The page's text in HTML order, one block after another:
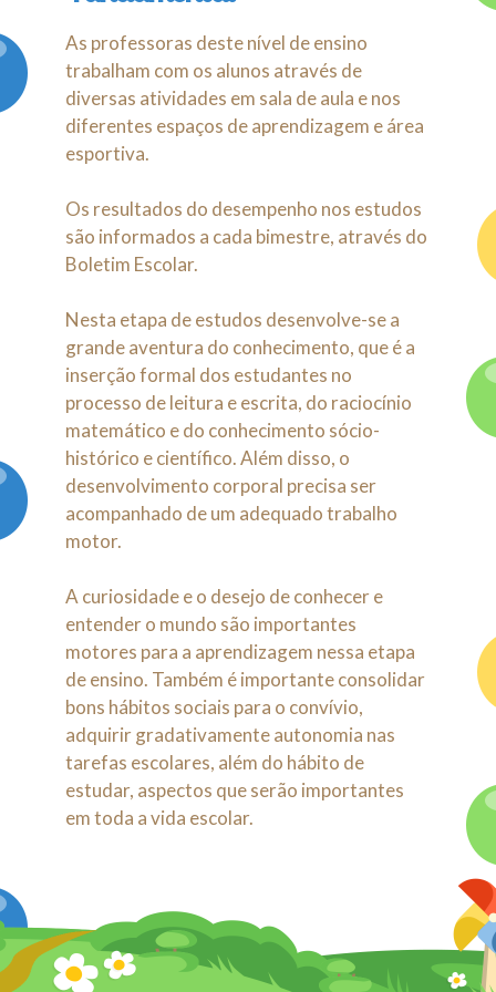
Contato
As professoras deste nível de ensino
trabalham com os alunos através de
diversas atividades em sala de aula e nos
diferentes espaços de aprendizagem e área
esportiva.
Os resultados do desempenho nos estudos
são informados a cada bimestre, através do
Boletim Escolar.
Nesta etapa de estudos desenvolve-se a
grande aventura do conhecimento, que é a
inserção formal dos estudantes no
processo de leitura e escrita, do raciocínio
matemático e do conhecimento sócio-
histórico e científico. Além disso, o
desenvolvimento corporal precisa ser
acompanhado de um adequado trabalho
motor.
A curiosidade e o desejo de conhecer e
entender o mundo são importantes
motores para a aprendizagem nessa etapa
de ensino. Também é importante consolidar
bons hábitos sociais para o convívio,
adquirir gradativamente autonomia nas
tarefas escolares, além do hábito de
estudar, aspectos que serão importantes
em toda a vida escolar.